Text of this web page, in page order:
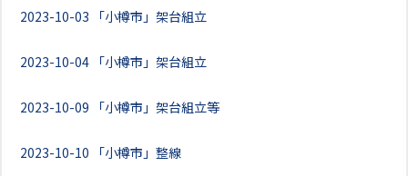
2023-10-03 「小樽市」架台組立
2023-10-04 「小樽市」架台組立
2023-10-09 「小樽市」架台組立等
2023-10-10 「小樽市」整線